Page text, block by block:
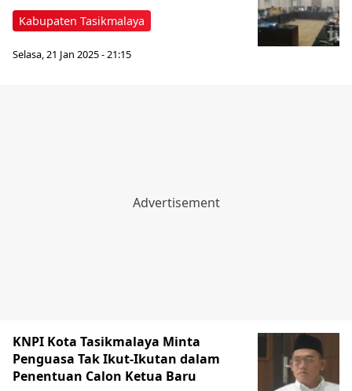
Kabupaten Tasikmalaya
Selasa, 21 Jan 2025 - 21:15
KNPI Kota Tasikmalaya Minta
Penguasa Tak Ikut-Ikutan dalam
Penentuan Calon Ketua Baru